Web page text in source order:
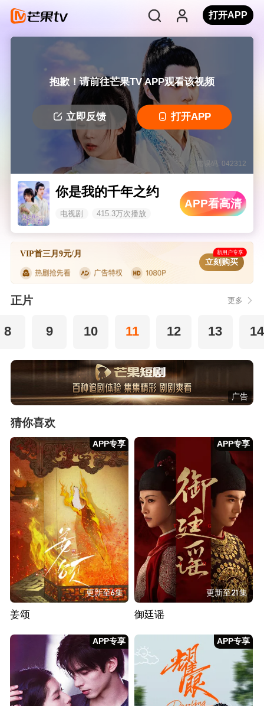
打开APP
抱歉！请前往芒果TV APP观看该视频
立即反馈 打开APP
错误码: 042312
你是我的千年之约
电视剧 415.3万次播放
APP看高清
VIP首三月9元/月 新用户专享
立刻购买
正片 更多
8 9 10 11 12 13 14
广告
猜你喜欢
APP专享
更新至6集
姜颂
APP专享
更新至21集
御廷谣
APP专享 APP专享